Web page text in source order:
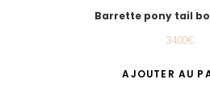
Barrette pony tail
34.00€
AJOUTER AU